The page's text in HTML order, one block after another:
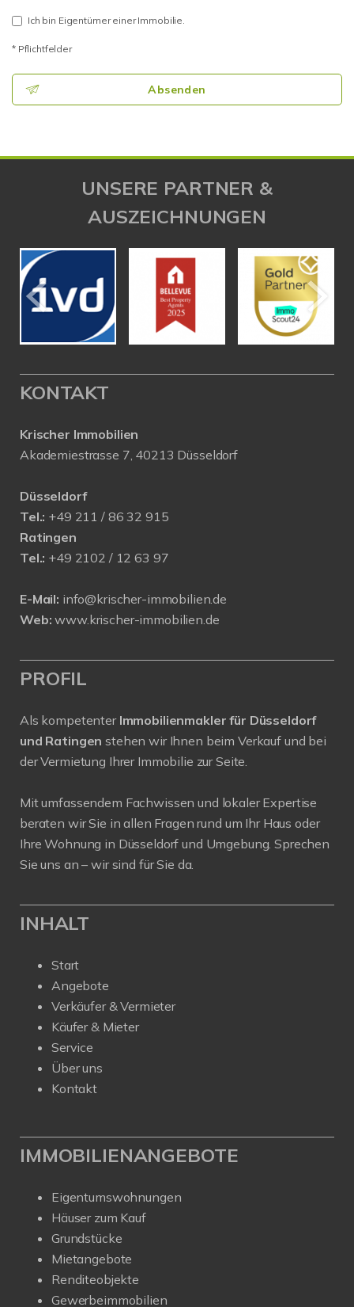
Ich bin Eigentümer einer Immobilie.
* Pflichtfelder
Absenden
UNSERE PARTNER &
AUSZEICHNUNGEN
KONTAKT
Krischer Immobilien
Akademiestrasse 7, 40213 Düsseldorf
Düsseldorf
Tel.: +49 211 / 86 32 915
Ratingen
Tel.: +49 2102 / 12 63 97
E-Mail: info@krischer-immobilien.de
Web: www.krischer-immobilien.de
PROFIL
Als kompetenter Immobilienmakler für Düsseldorf
und Ratingen stehen wir Ihnen beim Verkauf und bei
der Vermietung Ihrer Immobilie zur Seite.
Mit umfassendem Fachwissen und lokaler Expertise
beraten wir Sie in allen Fragen rund um Ihr Haus oder
Ihre Wohnung in Düsseldorf und Umgebung. Sprechen
Sie uns an – wir sind für Sie da.
INHALT
Start
Angebote
Verkäufer & Vermieter
Käufer & Mieter
Service
Über uns
Kontakt
IMMOBILIENANGEBOTE
Eigentumswohnungen
Häuser zum Kauf
Grundstücke
Mietangebote
Renditeobjekte
Gewerbeimmobilien